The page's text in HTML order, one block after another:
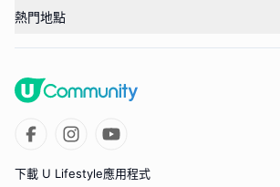
熱門地點
下載 U Lifestyle應用程式